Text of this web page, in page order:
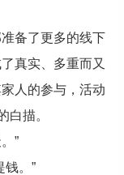
备了更多的线下
真实、多重而又
人的参与，活动
白描。
”
钱。”